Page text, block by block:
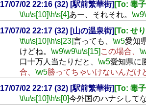
17/07/02 22:16 (32) [駅前繁華街] [To: 毒
\t\u\s[10]\h\s[4]あー、それそれ。 \w9
17/07/02 22:17 (32) [山の温泉街] [To: せ
\t\u\s[10]\h\s[23]言っても、 \w5愛知
けどね。 \w9\w9\u\s[15] この場合、
口十万人当たりだと、 \w5愛知県に
合、 \w5勝ってちゃいけないんだけ
17/07/02 22:17 (32) [駅前繁華街] [To: 毒
\t\u\s[10]\h\s[0]今外国のハナシして